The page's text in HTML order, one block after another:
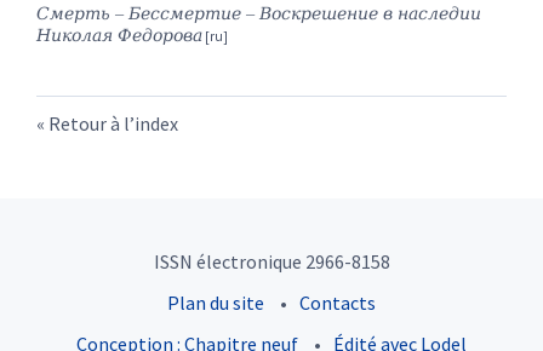
Смерть – Бессмертие – Воскрешение в наследии
Николая Федорова
Retour à l’index
ISSN électronique 2966-8158
Plan du site
Contacts
Conception : Chapitre neuf
Édité avec Lodel